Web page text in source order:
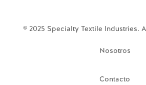
© 2025 Specialty Textile Industries.
Nosotros
Contacto